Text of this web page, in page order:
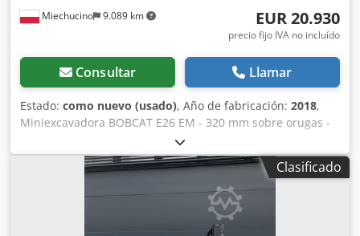
Miechucino 9.089 km EUR 20.930
precio fijo IVA no incluído
Consultar Llamar
Estado: como nuevo (usado), Año de fabricación: 2018,
Miniexcavadora BOBCAT E26 EM - 320 mm sobre orugas -
año de fabricación 2018 - 2660 meses Motor Fabricante del
motor Kubota Potencia del motor 15,3 (a 2400 rpm) kW
Modelo del motor D1105-E2B-BCZ-2 Tipo de combustible
Diesel Número de cilindros 3 Cilindrada 1,123 litros Par
motor 71,2 Nm Agua de refrigeración Dimensiones Altura
total 2357 mm Altura libre al suelo 532 mm Anchura
Clasificado